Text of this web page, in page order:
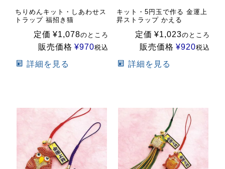
ちりめんキット・しあわせス
トラップ 福招き猫
定価 ¥1,078のところ
販売価格 ¥970税込
詳細を見る
キット・5円玉で作る 金運上
昇ストラップ かえる
定価 ¥1,023のところ
販売価格 ¥920税込
詳細を見る